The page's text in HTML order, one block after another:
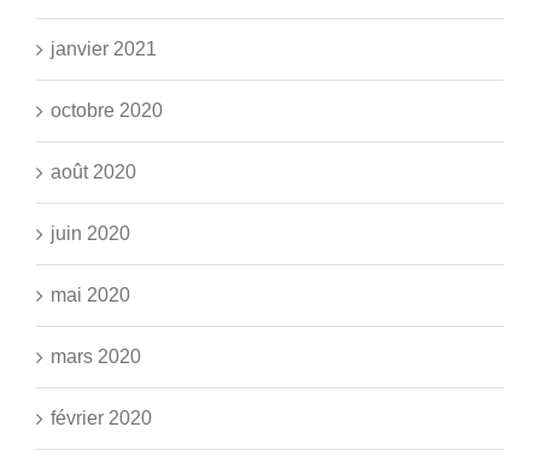
janvier 2021
octobre 2020
août 2020
juin 2020
mai 2020
mars 2020
février 2020